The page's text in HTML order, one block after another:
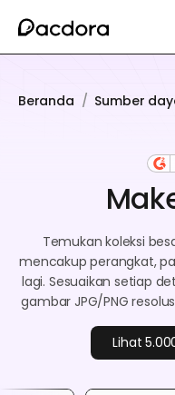
Beranda / Sumber
Temukan koleksi
mencakup perangkat,
lagi. Sesuaikan setiap
gambar JPG/PNG
Lihat